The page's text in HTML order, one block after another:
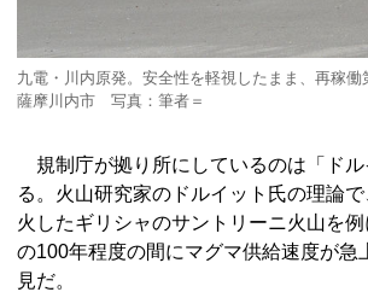
九電・川内原発。安全性を軽視したまま、再稼働
薩摩川内市 写真：筆者＝
規制庁が拠り所にしているのは「ドル
る。火山研究家のドルイット氏の理論
火したギリシャのサントリーニ火山を
の100年程度の間にマグマ供給速度が急
見だ。